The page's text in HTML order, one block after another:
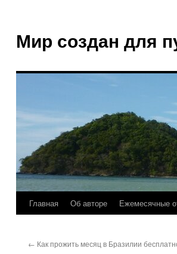
Мир создан для
Главная Об авторе Ежемесячные
← Как прожить месяц в Бразилии